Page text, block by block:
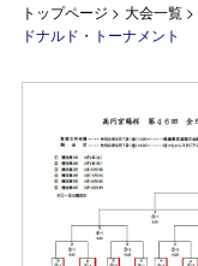
トップページ > 大会一覧>
ドナルド・トーナメント